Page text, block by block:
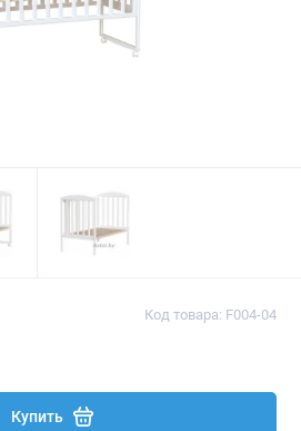
Код товара: F004-04
Купить